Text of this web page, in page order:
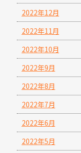
2022年12月
2022年11月
2022年10月
2022年9月
2022年8月
2022年7月
2022年6月
2022年5月